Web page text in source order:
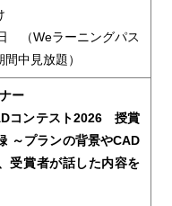
（Weラーニングパス
中見放題）
ー
コンテスト2026 授賞
～プランの背景やCAD
受賞者が話した内容を